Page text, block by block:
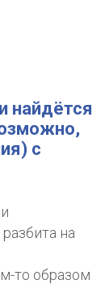
найдётся
с
на
то образом